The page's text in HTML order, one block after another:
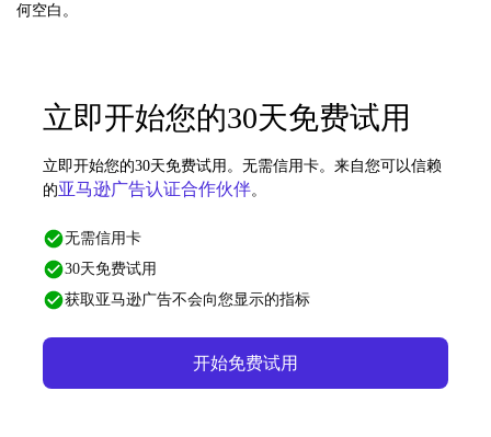
何空白。
立即开始您的30天免费试用
立即开始您的30天免费试用。无需信用卡。来自您可以信赖
的亚马逊广告认证合作伙伴。
无需信用卡
30天免费试用
获取亚马逊广告不会向您显示的指标
开始免费试用